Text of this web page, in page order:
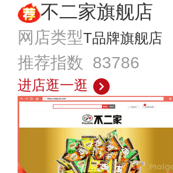
不二家旗舰店
网店类型T品牌旗舰店
推荐指数 83786
进店逛一逛